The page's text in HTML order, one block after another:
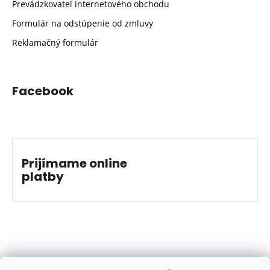
Prevádzkovateľ internetového obchodu
Formulár na odstúpenie od zmluvy
Reklamačný formulár
Facebook
Prijímame online
platby